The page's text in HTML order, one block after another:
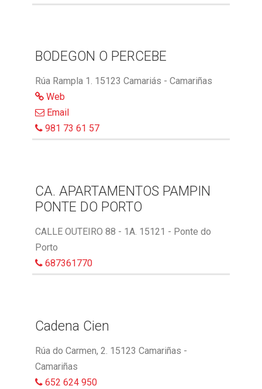
BODEGON O PERCEBE
Rúa Rampla 1. 15123 Camariás - Camariñas
Web
Email
981 73 61 57
CA. APARTAMENTOS PAMPIN
PONTE DO PORTO
CALLE OUTEIRO 88 - 1A. 15121 - Ponte do
Porto
687361770
Cadena Cien
Rúa do Carmen, 2. 15123 Camariñas -
Camariñas
652 624 950